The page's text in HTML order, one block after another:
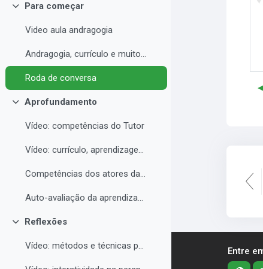
Contrair
Para começar
Video aula andragogia
Andragogia, currículo e muito mais
Roda de conversa
Contrair
Aprofundamento
Vídeo: competências do Tutor
Vídeo: currículo, aprendizagem e docência para EAD
Competências dos atores da educação a distância professor, tutor e aluno
Auto-avaliação da aprendizagem
Contrair
Reflexões
Vídeo: métodos e técnicas para EAD Entre